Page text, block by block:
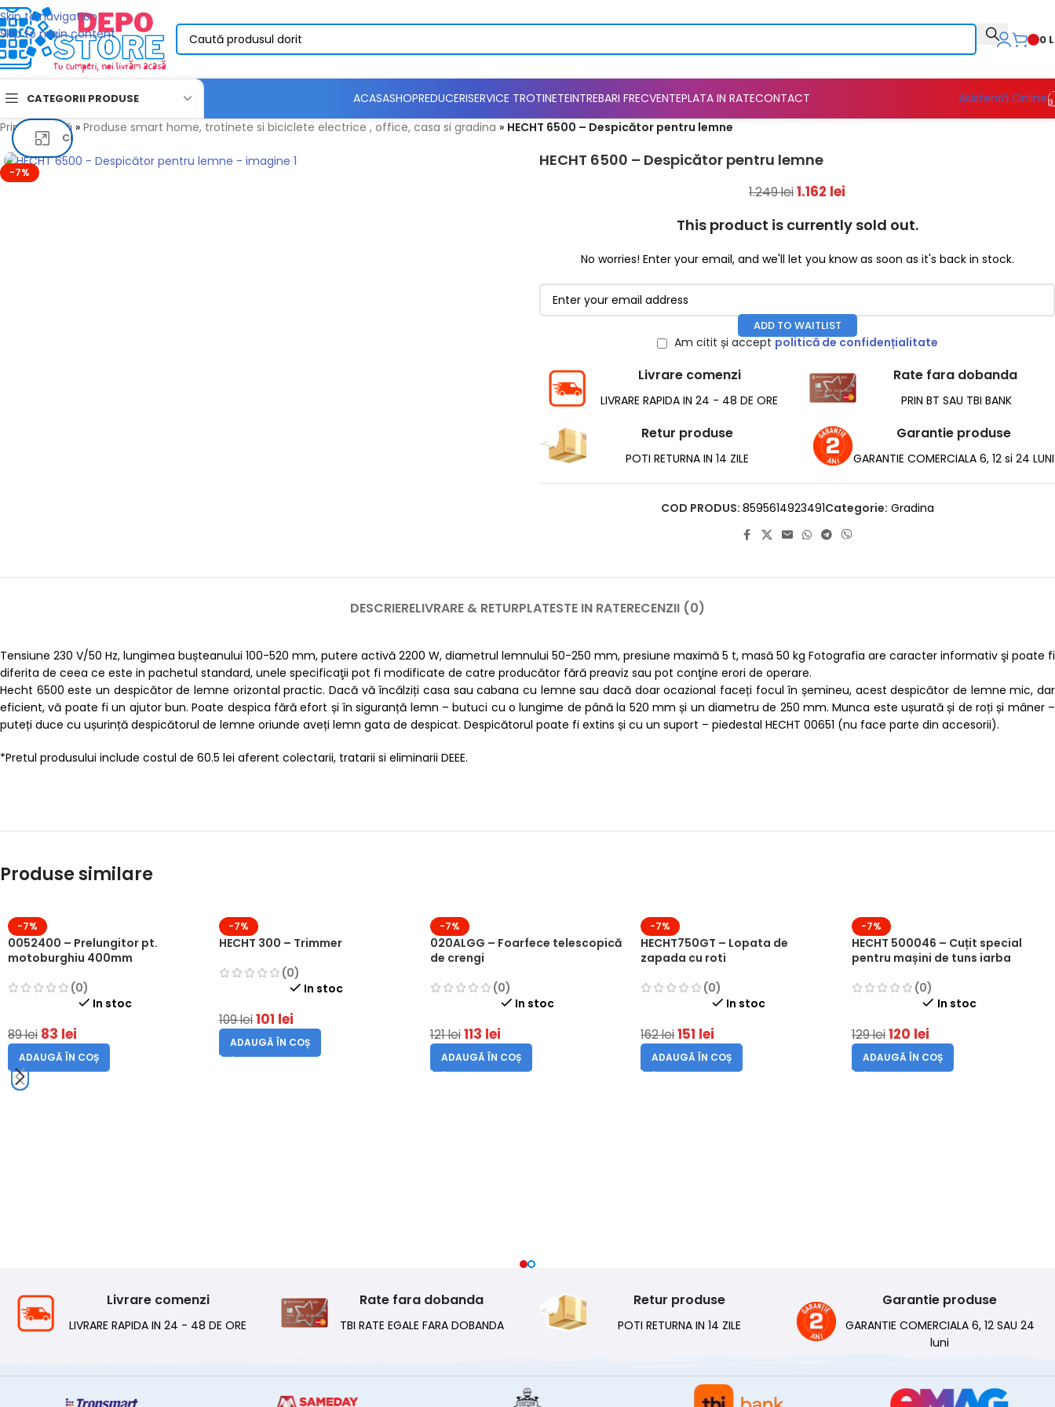
Skip to navigation
Skip to main content
0
CATEGORII PRODUSE ACASASHOPREDUCERISERVICE TROTINETEINTREBARI FRECVENTEPLATA IN RATECONTACT
Asistență Online
Prima pagină » Produse smart home, trotinete si biciclete electrice , office, casa si gradina » HECHT 6500 – Despicător pentru lemne
-7%
Click pentru a mari
HECHT 6500 – Despicător pentru lemne
1.249lei1.162 lei
This product is currently sold out.
No worries! Enter your email, and we'll let you know as soon as it's back in stock.
ADD TO WAITLIST
Am citit și accept politică de confidențialitate
Livrare comenzi
LIVRARE RAPIDA IN 24 - 48 DE ORE
Rate fara dobanda
PRIN BT SAU TBI BANK
Retur produse
POTI RETURNA IN 14 ZILE
Garantie produse
GARANTIE COMERCIALA 6, 12 si 24 LUNI
COD PRODUS: 8595614923491Categorie: Gradina
DESCRIERELIVRARE & RETURPLATESTE IN RATERECENZII (0)
Tensiune 230 V/50 Hz, lungimea bușteanului 100-520 mm, putere activă 2200 W, diametrul lemnului 50-250 mm, presiune maximă 5 t, masă 50 kg Fotografia are caracter informativ şi poate fi
diferita de ceea ce este in pachetul standard, unele specificaţii pot fi modificate de catre producător fără preaviz sau pot conţine erori de operare.
Hecht 6500 este un despicător de lemne orizontal practic. Dacă vă încălziți casa sau cabana cu lemne sau dacă doar ocazional faceți focul în șemineu, acest despicător de lemne mic, dar
eficient, vă poate fi un ajutor bun. Poate despica fără efort și în siguranță lemn – butuci cu o lungime de până la 520 mm și un diametru de 250 mm. Munca este ușurată și de roți și mâner –
puteți duce cu ușurință despicătorul de lemne oriunde aveți lemn gata de despicat. Despicătorul poate fi extins și cu un suport – piedestal HECHT 00651 (nu face parte din accesorii).
*Pretul produsului include costul de 60.5 lei aferent colectarii, tratarii si eliminarii DEEE.
Produse similare
-7%
0052400 – Prelungitor pt.
motoburghiu 400mm
(0)
In stoc
89lei 83 lei
ADAUGĂ ÎN COȘ
-7%
HECHT 300 – Trimmer
(0)
In stoc
109lei 101 lei
ADAUGĂ ÎN COȘ
-7%
020ALGG – Foarfece telescopică
de crengi
(0)
In stoc
121lei 113 lei
ADAUGĂ ÎN COȘ
-7%
HECHT750GT – Lopata de
zapada cu roti
(0)
In stoc
162lei151 lei
ADAUGĂ ÎN COȘ
-7%
HECHT 500046 – Cuțit special
pentru mașini de tuns iarba
(0)
In stoc
129lei120 lei
ADAUGĂ ÎN COȘ
Livrare comenzi
LIVRARE RAPIDA IN 24 - 48 DE ORE
Rate fara dobanda
TBI RATE EGALE FARA DOBANDA
Retur produse
POTI RETURNA IN 14 ZILE
Garantie produse
GARANTIE COMERCIALA 6, 12 SAU 24
luni